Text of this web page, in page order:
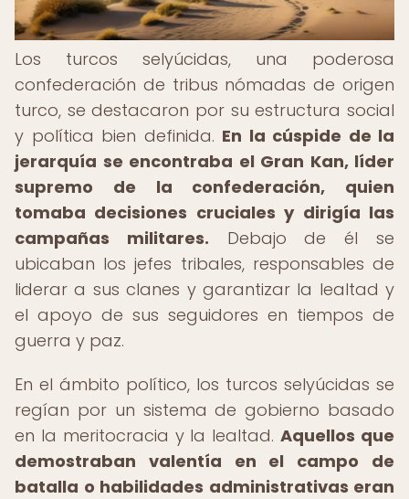
Los turcos selyúcidas, una poderosa
confederación de tribus nómadas de origen
turco, se destacaron por su estructura social
y política bien definida. En la cúspide de la
jerarquía se encontraba el Gran Kan, líder
supremo de la confederación, quien
tomaba decisiones cruciales y dirigía las
campañas militares. Debajo de él se
ubicaban los jefes tribales, responsables de
liderar a sus clanes y garantizar la lealtad y
el apoyo de sus seguidores en tiempos de
guerra y paz.
En el ámbito político, los turcos selyúcidas se
regían por un sistema de gobierno basado
en la meritocracia y la lealtad.Aquellos que
demostraban valentía en el campo de
batalla o habilidades administrativas eran